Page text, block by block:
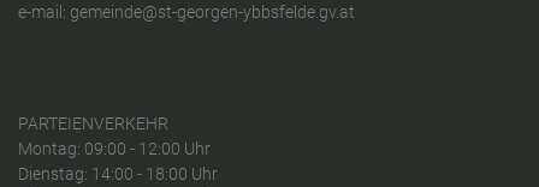
e-mail: gemeinde@st-georgen-ybbsfelde.gv.at
PARTEIENVERKEHR
Montag: 09:00 - 12:00 Uhr
Dienstag: 14:00 - 18:00 Uhr